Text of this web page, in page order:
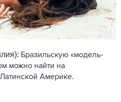
Бразильскую «модель-
можно найти на
Америке.